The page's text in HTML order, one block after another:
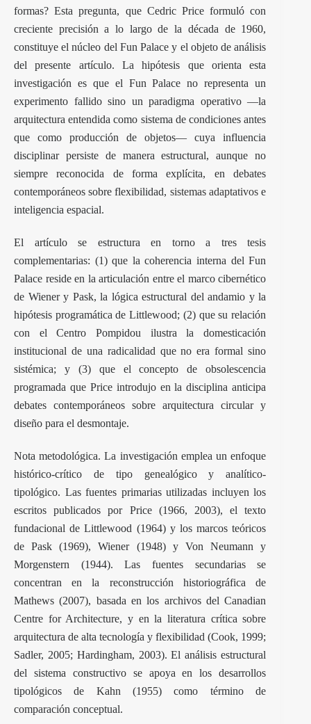
formas? Esta pregunta, que Cedric Price formuló con
creciente precisión a lo largo de la década de 1960,
constituye el núcleo del Fun Palace y el objeto de análisis
del presente artículo. La hipótesis que orienta esta
investigación es que el Fun Palace no representa un
experimento fallido sino un paradigma operativo —la
arquitectura entendida como sistema de condiciones antes
que como producción de objetos— cuya influencia
disciplinar persiste de manera estructural, aunque no
siempre reconocida de forma explícita, en debates
contemporáneos sobre flexibilidad, sistemas adaptativose
inteligencia espacial.
El artículo se estructura en torno a tres tesis
complementarias: (1) que la coherencia interna del Fun
Palace reside en la articulación entre el marco cibernético
de Wiener y Pask, la lógica estructural del andamio y la
hipótesis programática de Littlewood; (2) que su relación
con el Centro Pompidou ilustra la domesticación
institucional de una radicalidad que no era formal sino
sistémica; y (3) que el concepto de obsolescencia
programada que Price introdujo en la disciplina anticipa
debates contemporáneos sobre arquitectura circular y
diseño para el desmontaje.
Nota metodológica. La investigación emplea un enfoque
histórico-crítico de tipo genealógico y analítico-
tipológico. Las fuentes primarias utilizadas incluyen los
escritos publicados por Price (1966, 2003), el texto
fundacional de Littlewood (1964) y los marcos teóricos
de Pask (1969), Wiener (1948) y Von Neumann y
Morgenstern (1944). Las fuentes secundarias se
concentran en la reconstrucción historiográfica de
Mathews (2007), basada en los archivos del Canadian
Centre for Architecture, y en la literatura crítica sobre
arquitectura de alta tecnología y flexibilidad (Cook, 1999;
Sadler, 2005; Hardingham, 2003). El análisis estructural
del sistema constructivo se apoya en los desarrollos
tipológicos de Kahn (1955) como término de
comparación conceptual.